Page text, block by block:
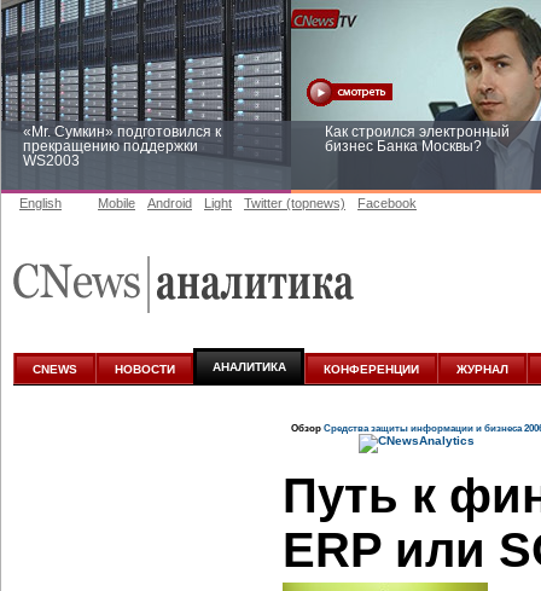
«Mr. Сумкин» подготовился к
прекращению поддержки
WS2003
Как строился электронный
бизнес Банка Москвы?
аналитике
English Mobile Android Light Twitter (topnews) Facebook
CNEWS НОВОСТИ АНАЛИТИКА КОНФЕРЕНЦИИ ЖУРНАЛ
Обзор Средства защиты информации и бизнеса
Путь к
ERP или